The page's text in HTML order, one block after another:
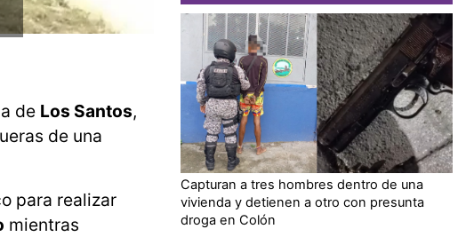
de Los Santos,
de una
para realizar
mientras
Capturan a tres hombres dentro de una
vivienda y detienen a otro con presunta
droga en Colón